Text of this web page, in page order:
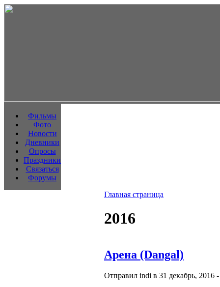
Фильмы
Фото
Новости
Дневники
Опросы
Праздники
Связаться
Форумы
Главная страница
2016
Арена (Dangal)
Отправил indi в 31 декабрь, 2016